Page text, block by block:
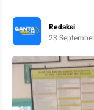
Redaksi
23